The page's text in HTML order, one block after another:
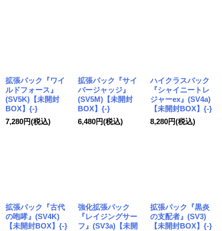
拡張パック『ワイ
ルドフォース』
(SV5K)【未開封
BOX】{-}
7,280円(税込)
拡張パック『サイ
バージャッジ』
(SV5M)【未開封
BOX】{-}
6,480円(税込)
ハイクラスパック
『シャイニートレ
ジャーex』(SV4a)
【未開封BOX】{-}
8,280円(税込)
拡張パック『古代
の咆哮』(SV4K)
【未開封BOX】{-}
強化拡張パック
『レイジングサー
フ』(SV3a)【未開
拡張パック『黒炎
の支配者』(SV3)
【未開封BOX】{-}